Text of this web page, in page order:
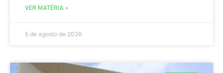
VER MATÉRIA »
5 de agosto de 2026